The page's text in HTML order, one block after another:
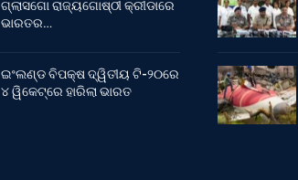
ଗ୍ଲାସଗୋ ରାଜ୍ୟଗୋଷ୍ଠୀ କ୍ରୀଡାରେ
ଭାରତର…
ଇଂଲଣ୍ଡ ବିପକ୍ଷ ଦ୍ୱିତୀୟ ଟି-୨୦ରେ
୪ ୱିକେଟ୍‌ରେ ହାରିଲା ଭାରତ